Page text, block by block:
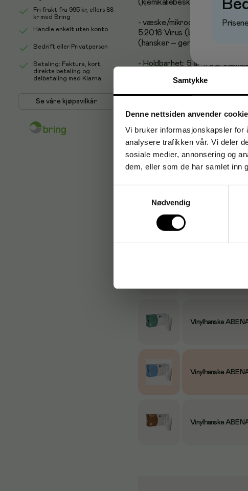
Samtykke
Denne nettsiden anvender
Vi bruker informasjonskapsler for
analysere trafikken vår. Vi deler
sosiale medier, annonsering og
dem, eller som de har samlet inn
Nødvendig
Fri frakt fra 995 kr, ellers 88
kr med Bring
Handle enkelt uten konto
Bedrift eller Privatperson
Betaling: Faktura, kort,
direkte betaling og
delbetaling med Klarna
Se våre kjøpsvilkår
(kjemikaliebeskyttelse), EN
- væske/mikroorganismer), EN
5:2016 Virus (beskyttelse mot
(hansker – generelle krav), EN
- Holdbarhet: 5 år fra
- Tykkelse: Håndflate
- Farge: Klar
- Antall hansker i pk: 100 stk
Antal i förpackning: 100
Produktalternativ
Vinylhanske
Vinylhanske
Vinylhanske